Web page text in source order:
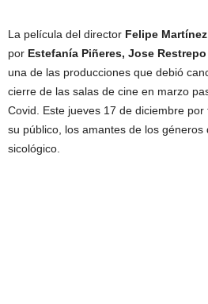
La película del director Felipe
por Estefanía Piñeres, Jose
una de las producciones que debió
cierre de las salas de cine en marzo
Covid. Este jueves 17 de diciembre
su público, los amantes de los
sicológico.